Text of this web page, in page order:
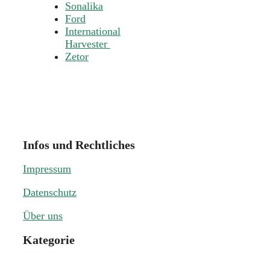
Sonalika
Ford
International
Harvester
Zetor
Infos und Rechtliches
Impressum
Datenschutz
Über uns
Kategorie